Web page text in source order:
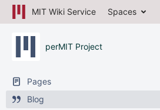
MIT Wiki Service Spaces
perMIT Project
Pages
Blog